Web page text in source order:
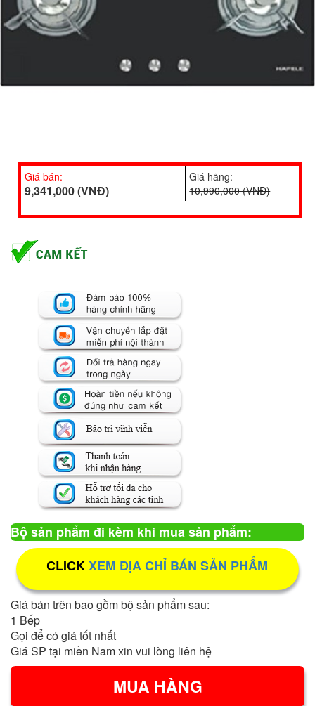
Giá bán:
9,341,000 (VNĐ)
Giá hãng:
10,990,000 (VNĐ)
Bộ sản phẩm đi kèm khi mua sản phẩm:
CLICKXEM ĐỊA CHỈ BÁN SẢN PHẨM
Giá bán trên bao gồm bộ sản phẩm sau:
1 Bếp
Gọi để có giá tốt nhất
Giá SP tại miền Nam xin vui lòng liên hệ